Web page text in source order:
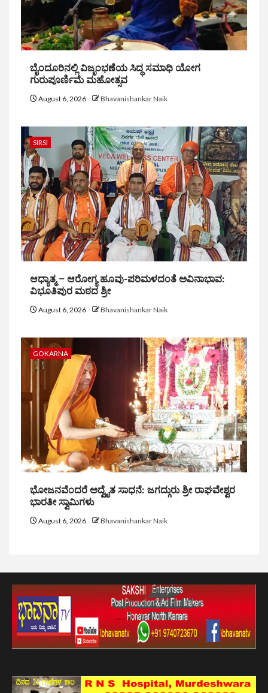
ಬೈಂದೂರಿನಲ್ಲಿ ವಿಜೃಂಭಣೆಯ ಸಿದ್ಧ ಸಮಾಧಿ ಯೋಗ
ಗುರುಪೂರ್ಣಿಮೆ ಮಹೋತ್ಸವ
August 6, 2026 Bhavanishankar Naik
SIRSI
ಆಧ್ಯಾತ್ಮ – ಆರೋಗ್ಯ ಹೂವು-ಪರಿಮಳದಂತೆ ಅವಿನಾಭಾವ:
ವಿಭೂತಿಪುರ ಮಠದ ಶ್ರೀ
August 6, 2026 Bhavanishankar Naik
GOKARNA
ಭೋಜನವೆಂದರೆ ಅದ್ವೈತ ಸಾಧನೆ: ಜಗದ್ಗುರು ಶ್ರೀ ರಾಘವೇಶ್ವರ
ಭಾರತೀ ಸ್ವಾಮಿಗಳು
August 6, 2026 Bhavanishankar Naik